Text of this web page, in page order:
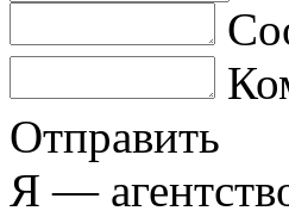
Отправить
Я —